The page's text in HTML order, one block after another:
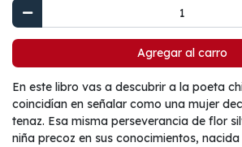
Agregar al carro
En este libro vas a descubrir a la poeta
coincidían en señalar como una mujer
tenaz. Esa misma perseverancia de flor
niña precoz en sus conocimientos,